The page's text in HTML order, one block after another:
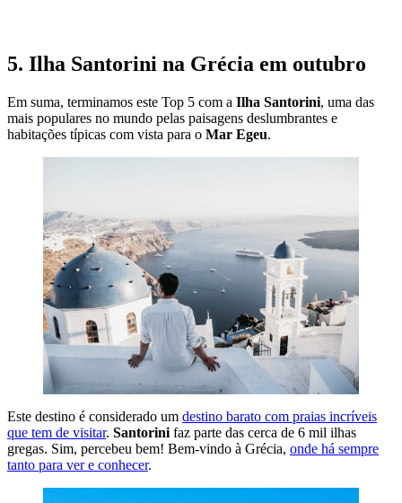
5. Ilha Santorini na Grécia em outubro
Em suma, terminamos este Top 5 com a Ilha Santorini, uma das
mais populares no mundo pelas paisagens deslumbrantes e
habitações típicas com vista para o Mar Egeu.
Este destino é considerado um destino barato com praias incríveis
que tem de visitar. Santorini faz parte das cerca de 6 mil ilhas
gregas. Sim, percebeu bem! Bem-vindo à Grécia, onde há sempre
tanto para ver e conhecer.